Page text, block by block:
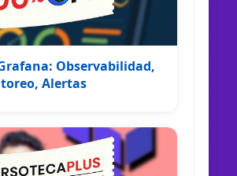
Observabilidad,
Alertas